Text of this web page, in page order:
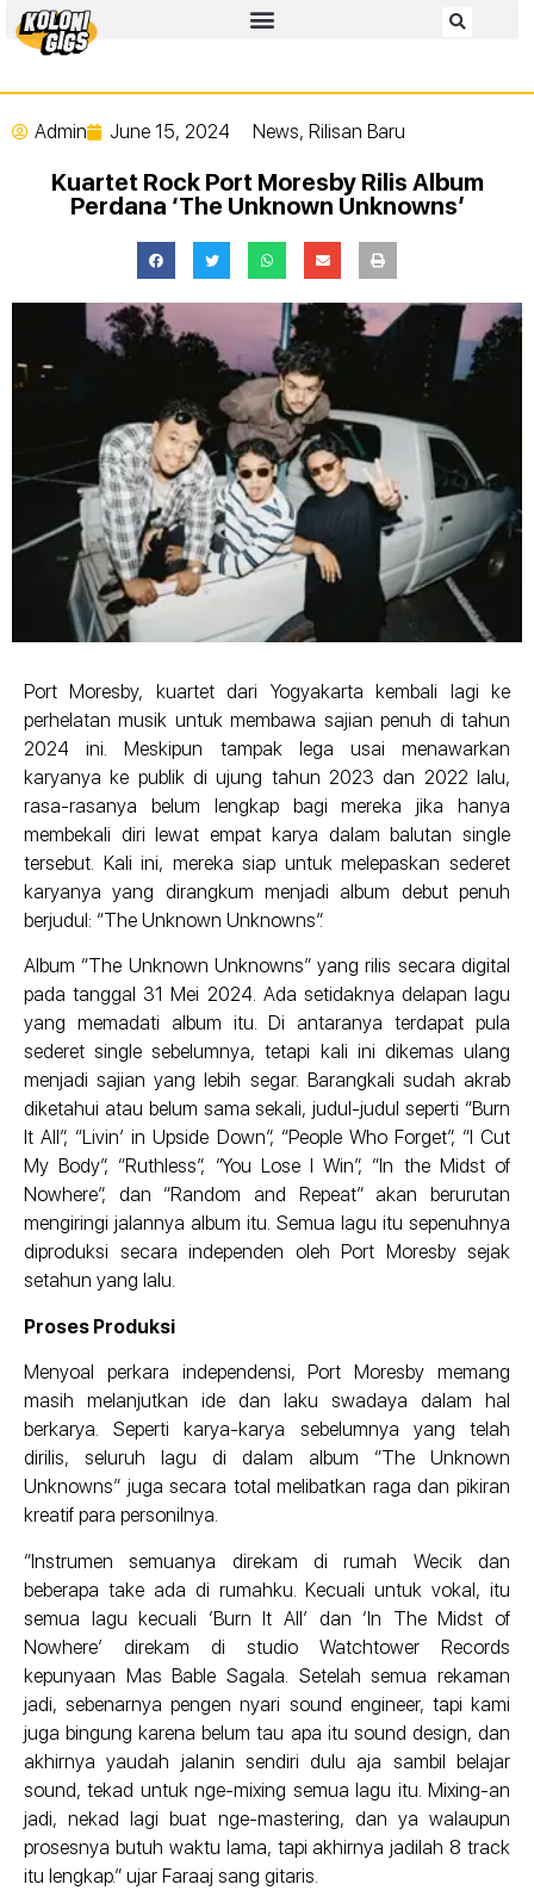
Admin June 15, 2024 News, Rilisan Baru
Kuartet Rock Port Moresby Rilis Album
Perdana ‘The Unknown Unknowns’
Port Moresby, kuartet dari Yogyakarta kembali lagi ke
perhelatan musik untuk membawa sajian penuh di tahun
2024 ini. Meskipun tampak lega usai menawarkan
karyanya ke publik di ujung tahun 2023 dan 2022 lalu,
rasa-rasanya belum lengkap bagi mereka jika hanya
membekali diri lewat empat karya dalam balutan single
tersebut. Kali ini, mereka siap untuk melepaskan sederet
karyanya yang dirangkum menjadi album debut penuh
berjudul: “The Unknown Unknowns”.
Album “The Unknown Unknowns” yang rilis secara digital
pada tanggal 31 Mei 2024. Ada setidaknya delapan lagu
yang memadati album itu. Di antaranya terdapat pula
sederet single sebelumnya, tetapi kali ini dikemas ulang
menjadi sajian yang lebih segar. Barangkali sudah akrab
diketahui atau belum sama sekali, judul-judul seperti “Burn
It All”, “Livin’ in Upside Down”, “People Who Forget”, “I Cut
My Body”, “Ruthless”, “You Lose I Win”, “In the Midst of
Nowhere”, dan “Random and Repeat” akan berurutan
mengiringi jalannya album itu. Semua lagu itu sepenuhnya
diproduksi secara independen oleh Port Moresby sejak
setahun yang lalu.
Proses Produksi
Menyoal perkara independensi, Port Moresby memang
masih melanjutkan ide dan laku swadaya dalam hal
berkarya. Seperti karya-karya sebelumnya yang telah
dirilis, seluruh lagu di dalam album “The Unknown
Unknowns” juga secara total melibatkan raga dan pikiran
kreatif para personilnya.
“Instrumen semuanya direkam di rumah Wecik dan
beberapa take ada di rumahku. Kecuali untuk vokal, itu
semua lagu kecuali ‘Burn It All’ dan ‘In The Midst of
Nowhere’ direkam di studio Watchtower Records
kepunyaan Mas Bable Sagala. Setelah semua rekaman
jadi, sebenarnya pengen nyari sound engineer, tapi kami
juga bingung karena belum tau apa itu sound design, dan
akhirnya yaudah jalanin sendiri dulu aja sambil belajar
sound, tekad untuk nge-mixing semua lagu itu. Mixing-an
jadi, nekad lagi buat nge-mastering, dan ya walaupun
prosesnya butuh waktu lama, tapi akhirnya jadilah 8 track
itu lengkap.” ujar Faraaj sang gitaris.